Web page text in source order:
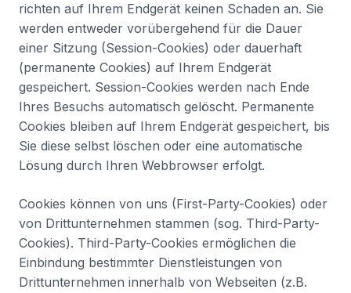
richten auf Ihrem Endgerät keinen Schaden an. Sie
werden entweder vorübergehend für die Dauer
einer Sitzung (Session-Cookies) oder dauerhaft
(permanente Cookies) auf Ihrem Endgerät
gespeichert. Session-Cookies werden nach Ende
Ihres Besuchs automatisch gelöscht. Permanente
Cookies bleiben auf Ihrem Endgerät gespeichert, bis
Sie diese selbst löschen oder eine automatische
Lösung durch Ihren Webbrowser erfolgt.
Cookies können von uns (First-Party-Cookies) oder
von Drittunternehmen stammen (sog. Third-Party-
Cookies). Third-Party-Cookies ermöglichen die
Einbindung bestimmter Dienstleistungen von
Drittunternehmen innerhalb von Webseiten (z.B.